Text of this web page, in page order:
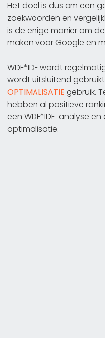
Het doel is dus om een
zoekwoorden en
is de enige manier om
maken voor Google en
WDF*IDF wordt
wordt uitsluitend
OPTIMALISATIE gebruik.
hebben al positieve
een WDF*IDF-analyse
optimalisatie.